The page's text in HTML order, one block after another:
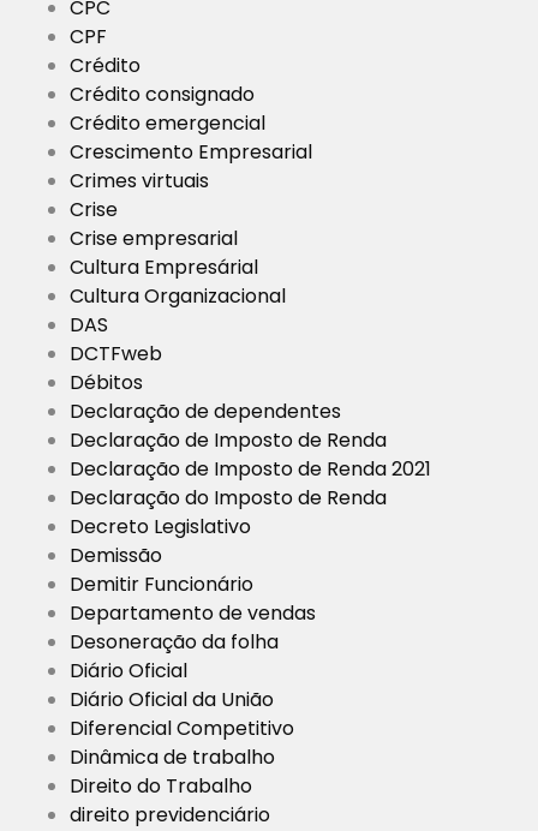
CPC
CPF
Crédito
Crédito consignado
Crédito emergencial
Crescimento Empresarial
Crimes virtuais
Crise
Crise empresarial
Cultura Empresárial
Cultura Organizacional
DAS
DCTFweb
Débitos
Declaração de dependentes
Declaração de Imposto de Renda
Declaração de Imposto de Renda 2021
Declaração do Imposto de Renda
Decreto Legislativo
Demissão
Demitir Funcionário
Departamento de vendas
Desoneração da folha
Diário Oficial
Diário Oficial da União
Diferencial Competitivo
Dinâmica de trabalho
Direito do Trabalho
direito previdenciário